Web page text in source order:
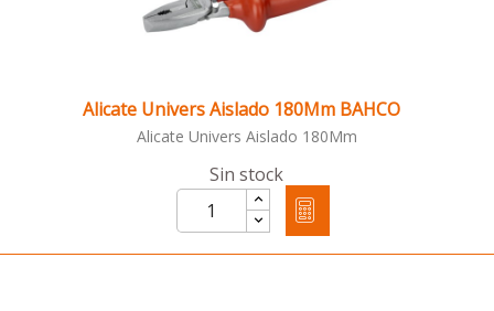
Alicate Univers Aislado 180Mm BAHCO
Alicate Univers Aislado 180Mm
Sin stock